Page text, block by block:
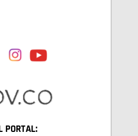
PORTAL: